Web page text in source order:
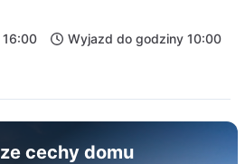
Wyjazd do godziny 10:00
cechy domu